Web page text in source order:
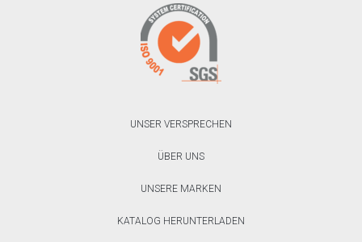
UNSER VERSPRECHEN
ÜBER UNS
UNSERE MARKEN
KATALOG HERUNTERLADEN